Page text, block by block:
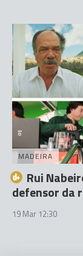
MADEIRA
Rui
defensor da
19 Mar 12:30